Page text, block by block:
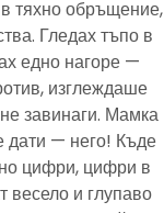
тяхно обръщение,
Гледах тъпо в
едно нагоре —
изглеждаше
завинаги. Мамка
дати — него! Къде
цифри, цифри в
весело и глупаво